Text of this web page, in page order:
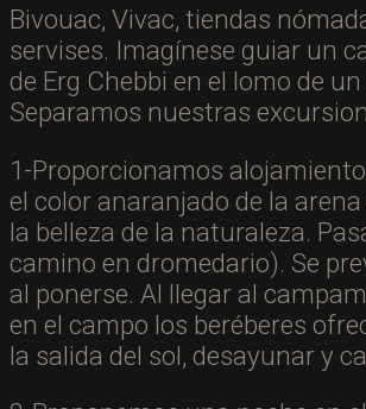
Bivouac, Vivac, tiendas
servises. Imagínese guiar un
de Erg Chebbi en el lomo de
Separamos nuestras
1-Proporcionamos
el color anaranjado de la
la belleza de la naturaleza.
camino en dromedario). Se
al ponerse. Al llegar al
en el campo los beréberes
la salida del sol, desayunar y